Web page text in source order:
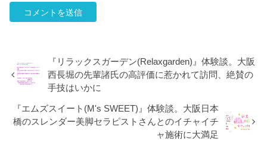
『リラックスガーデン(Relaxgarden)』体験談。大阪
西長堀の先輩諸氏の高評価に惹かれて訪問、絶賛の
手技はいかに
『エムズスイート(M's SWEET)』体験談。大阪日本
橋のスレンダー美脚セラピストさんとのイチャイチ
ャ施術に大満足